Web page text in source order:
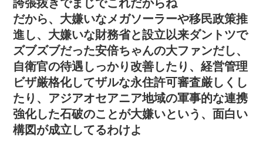
誇張抜きでまじでこれだからね
だから、大嫌いなメガソーラーや移民政策推
進し、大嫌いな財務省と設立以来ダントツで
ズブズブだった安倍ちゃんの大ファンだし、
自衛官の待遇しっかり改善したり、経営管理
ビザ厳格化してザルな永住許可審査厳しくし
たり、アジアオセアニア地域の軍事的な連携
強化した石破のことが大嫌いという、面白い
構図が成立してるわけよ